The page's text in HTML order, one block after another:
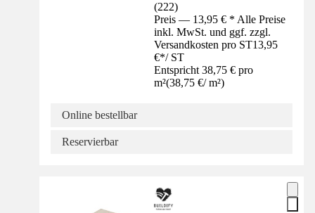
(222)
Preis — 13,95 € * Alle Preise
inkl. MwSt. und ggf. zzgl.
Versandkosten pro ST13,95
€*/ ST
Entspricht 38,75 € pro
m²(38,75 €/ m²)
Online bestellbar
Reservierbar